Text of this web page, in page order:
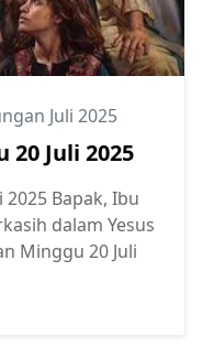
Juli 2025
Juli 2025
Bapak, Ibu
dalam Yesus
Minggu 20 Juli